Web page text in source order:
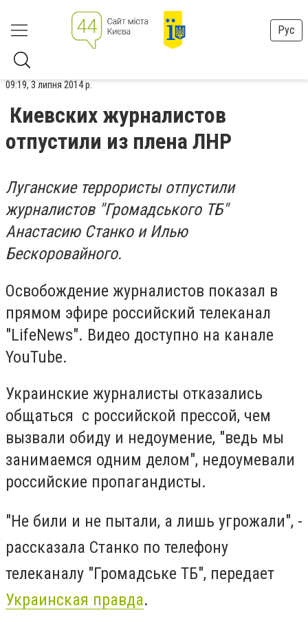
Рус
09:19, 3 липня 2014 р.
Киевских журналистов
отпустили из плена ЛНР
Луганские террористы отпустили
журналистов "Громадського ТБ"
Анастасию Станко и Илью
Бескоровайного.
Освобождение журналистов показал в
прямом эфире российский телеканал
"LifeNews". Видео доступно на канале
YouTube.
Украинские журналисты отказались
общаться с российской прессой, чем
вызвали обиду и недоумение, "ведь мы
занимаемся одним делом", недоумевали
российские пропагандисты.
"Не били и не пытали, а лишь угрожали", -
рассказала Станко по телефону
телеканалу "Громадське ТБ", передает
Украинская правда.